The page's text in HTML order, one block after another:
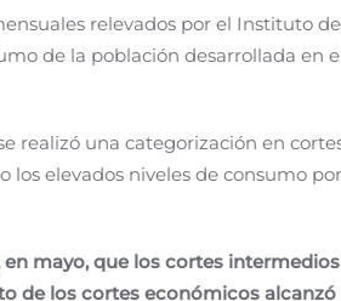
relevados por el Instituto
de la población desarrollada en
realizó una categorización en
los elevados niveles de consumo por
en mayo, que los cortes
de los cortes económicos alcanzó